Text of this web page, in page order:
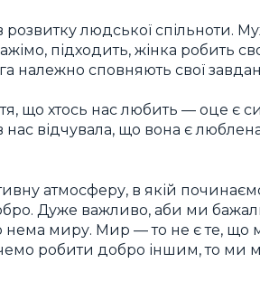
людської спільноти.
підходить, жінка робить
належно сповняють свої
що хтось нас любить — оце є
відчувала, що вона є люблена,
атмосферу, в якій
Дуже важливо, аби ми
нема миру. Мир — то не є те, що
робити добро іншим, то ми